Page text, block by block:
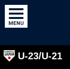
U-23/U-21